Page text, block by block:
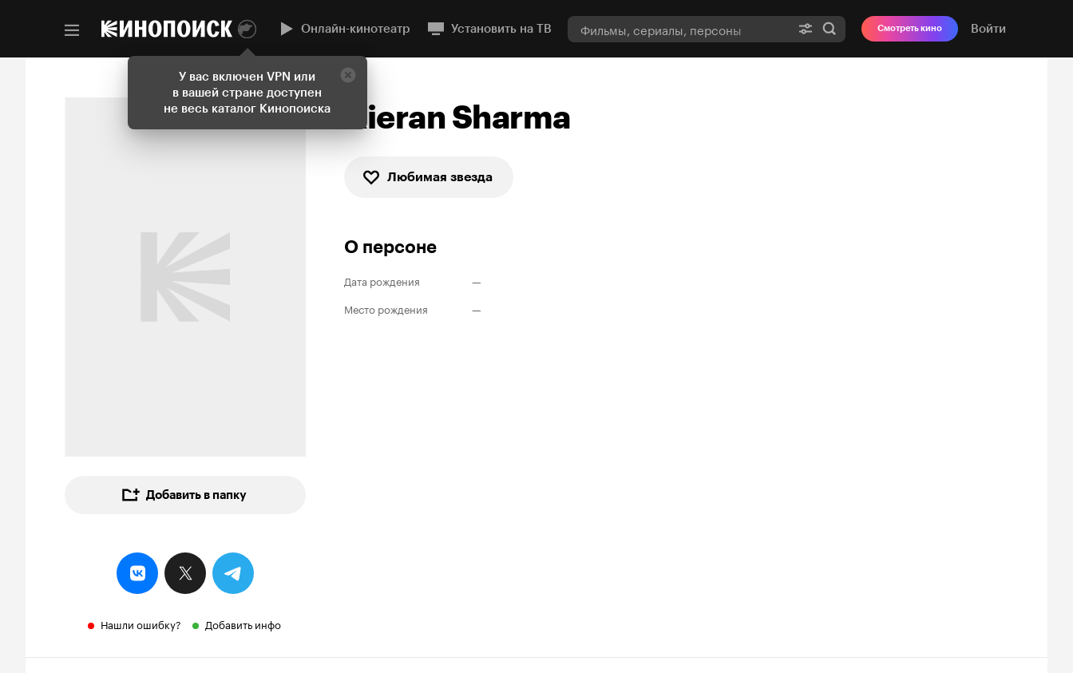
У вас включен VPN или
в вашей стране доступен
не весь каталог Кинопоиска
Онлайн-кинотеатр Установить на ТВ Смотреть кино Войти
Добавить в папку
Нашли ошибку? Добавить инфо
Kieran Sharma
Любимая звезда
О персоне
Дата рождения
—
Место рождения
—